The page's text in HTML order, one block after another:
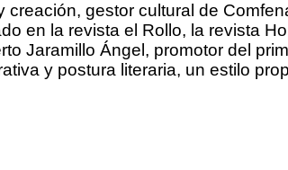
gestor cultural de
en la revista el Rollo, la revista
Jaramillo Ángel, promotor del
y postura literaria, un estilo